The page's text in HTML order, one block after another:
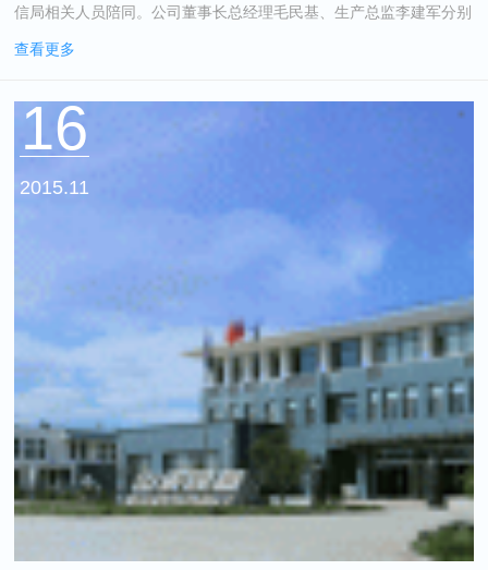
信局相关人员陪同。公司董事长总经理毛民基、生产总监李建军分别
接受采访。 本次采访主要以“两化融合”为主题，以生产过程的优化
查看更多
16
2015.11